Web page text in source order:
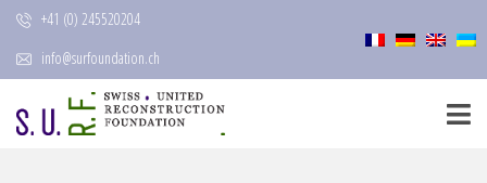
+41 (0) 245520204
info@surfoundation.ch